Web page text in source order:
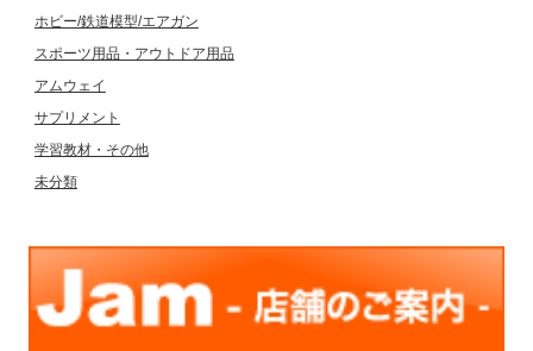
ホビー/鉄道模型/エアガン
スポーツ用品・アウトドア用品
アムウェイ
サプリメント
学習教材・その他
未分類